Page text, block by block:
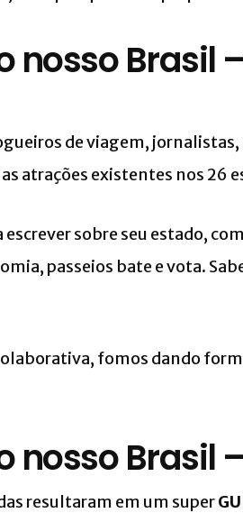
nosso Brasil
de viagem,
atrações existentes nos 26
sobre seu estado,
passeios bate e vota.
fomos dando
nosso Brasil
resultaram em um super